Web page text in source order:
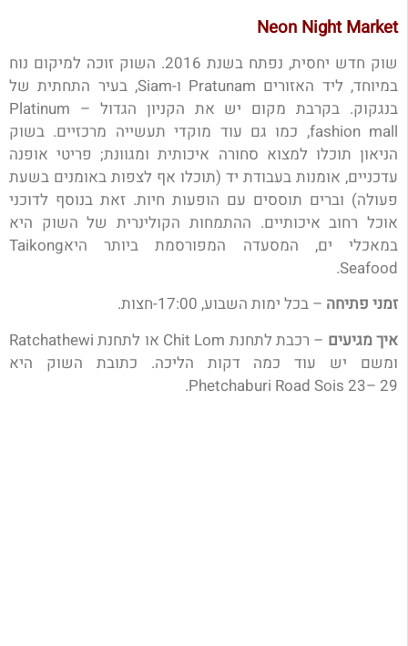
Neon Night Market
שוק חדש יחסית, נפתח בשנת 2016. השוק זוכה למיקום נוח
במיוחד, ליד האזורים Pratunam ו-Siam, בעיר התחתית של
בנגקוק. בקרבת מקום יש את הקניון הגדול – Platinum
fashion mall, כמו גם עוד מוקדי תעשייה מרכזיים. בשוק
הניאון תוכלו למצוא סחורה איכותית ומגוונת; פריטי אופנה
עדכניים, אומנות בעבודת יד (תוכלו אף לצפות באומנים בשעת
פעולה) וברים תוססים עם הופעות חיות. זאת בנוסף לדוכני
אוכל רחוב איכותיים. ההתמחות הקולינרית של השוק היא
במאכלי ים, המסעדה המפורסמת ביותר היאTaikong
Seafood.
זמני פתיחה – בכל ימות השבוע, 17:00-חצות.
איך מגיעים –
רכבת לתחנת Chit Lom או לתחנת Ratchathewi
ומשם יש עוד כמה דקות הליכה. כתובת השוק היא
Phetchaburi Road Sois 23– 29.